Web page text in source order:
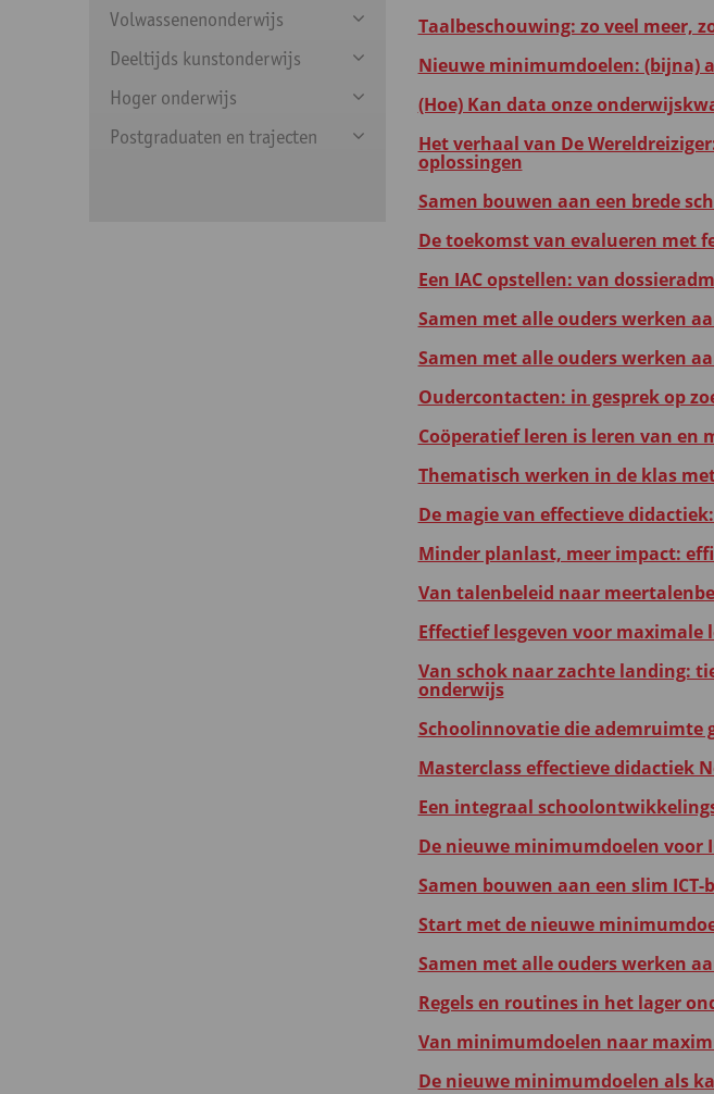
Volwassenenonderwijs
Deeltijds kunstonderwijs
Hoger onderwijs
Postgraduaten en trajecten
Taalbeschouwing: zo veel meer,
Nieuwe minimumdoelen: (bijna)
(Hoe) Kan data onze
Het verhaal van De
oplossingen
Samen bouwen aan een brede
De toekomst van evalueren met
Een IAC opstellen: van
Samen met alle ouders werken
Samen met alle ouders werken
Oudercontacten: in gesprek op
Coöperatief leren is leren van en
Thematisch werken in de klas
De magie van effectieve
Minder planlast, meer impact:
Van talenbeleid naar
Effectief lesgeven voor
Van schok naar zachte landing:
onderwijs
Schoolinnovatie die ademruimte
Masterclass effectieve didactiek
Een integraal
De nieuwe minimumdoelen voor
Samen bouwen aan een slim
Start met de nieuwe
Samen met alle ouders werken
Regels en routines in het lager
Van minimumdoelen naar
De nieuwe minimumdoelen als